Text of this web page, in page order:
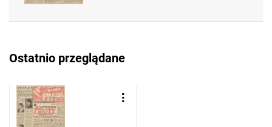
Feliksa Dzierżyńskiego. 1968, nr 38
Robotniczego Zakładów Azotowych im.
Feliksa Dzierżyńskiego. 1968, nr 39
Tarnowskie Azoty : Organ Samorządu
Ostatnio przeglądane